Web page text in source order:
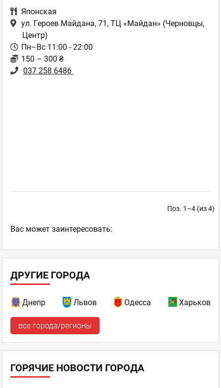
Японская
ул. Героев Майдана, 71, ТЦ «Майдан» (Черновцы,
Центр)
Пн–Вс 11:00 - 22:00
150 – 300 ₴
037 258 6486
Поз. 1–4 (из 4)
Ваc может заинтересовать:
ДРУГИЕ ГОРОДА
Днепр Львов Одесса Харьков
все города/регионы
ГОРЯЧИЕ НОВОСТИ ГОРОДА